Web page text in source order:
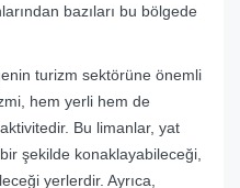
bazıları bu bölgede
turizm sektörüne önemli
hem yerli hem de
Bu limanlar, yat
şekilde konaklayabileceği,
yerlerdir. Ayrıca,